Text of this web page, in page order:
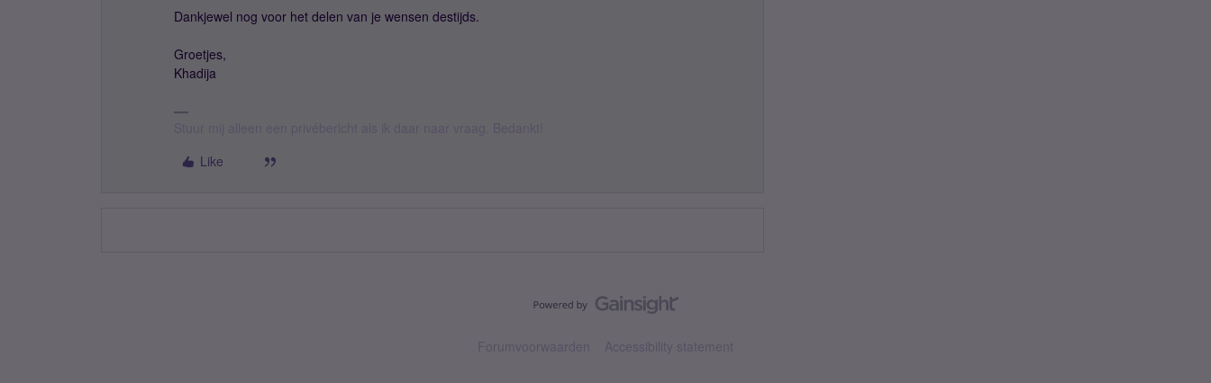
Dankjewel nog voor het delen van je wensen destijds.
Groetjes,
Khadija
Like
Forumvoorwaarden Accessibility statement